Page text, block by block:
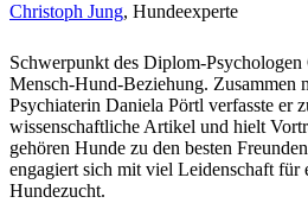
Christoph Jung, Hundeexperte
Schwerpunkt des Diplom-
Mensch-Hund-Beziehung. Zusammen
Psychiaterin Daniela Pörtl verfasste er
wissenschaftliche Artikel und hielt
gehören Hunde zu den besten
engagiert sich mit viel Leidenschaft für
Hundezucht.